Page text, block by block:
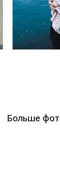
Больше